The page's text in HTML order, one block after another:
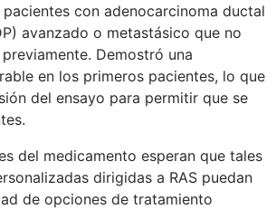
con adenocarcinoma ductal
avanzado o metastásico que no
Demostró una
en los primeros pacientes, lo que
del ensayo para permitir que se
del medicamento esperan que tales
dirigidas a RAS puedan
de opciones de tratamiento